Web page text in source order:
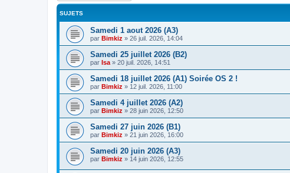
SUJETS
Samedi 1 aout 2026 (A3)
par Bimkiz » 26 juil. 2026, 14:04
Samedi 25 juillet 2026 (B2)
par Isa » 20 juil. 2026, 14:51
Samedi 18 juillet 2026 (A1) Soirée OS 2 !
par Bimkiz » 12 juil. 2026, 11:00
Samedi 4 juillet 2026 (A2)
par Bimkiz » 28 juin 2026, 12:50
Samedi 27 juin 2026 (B1)
par Bimkiz » 21 juin 2026, 16:00
Samedi 20 juin 2026 (A3)
par Bimkiz » 14 juin 2026, 12:55